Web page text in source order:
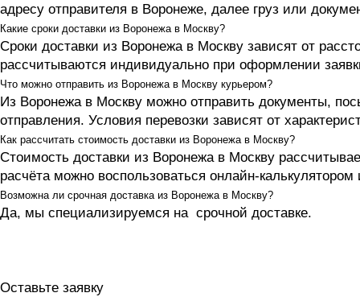
адресу отправителя в Воронеже, далее груз или
Какие сроки доставки из Воронежа в Москву?
Сроки доставки из Воронежа в Москву зависят от
рассчитываются индивидуально при оформлении
Что можно отправить из Воронежа в Москву курьером?
Из Воронежа в Москву можно отправить документы,
отправления. Условия перевозки зависят от
Как рассчитать стоимость доставки из Воронежа в Москву?
Стоимость доставки из Воронежа в Москву
расчёта можно воспользоваться онлайн-
Возможна ли срочная доставка из Воронежа в Москву?
Да, мы специализируемся на срочной доставке.
Оставьте заявку